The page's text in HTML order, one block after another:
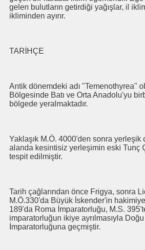
gelen bulutların getirdiği yağışlar, il
ikliminden ayırır.
TARİHÇE
Antik dönemdeki adı "Temenothyrea"
Bölgesinde Batı ve Orta Anadolu'yu
bölgede yeralmaktadır.
Yaklaşık M.Ö. 4000'den sonra yerleşik
alanda kesintisiz yerleşimin eski Tunç
tespit edilmiştir.
Tarih çağlarından önce Frigya, sonra
M.Ö.330'da Büyük İskender'in
189'da Roma İmparatorluğu, M.S.
imparatorluğun ikiye ayrılmasıyla
İmparatorluğuna geçmiştir.